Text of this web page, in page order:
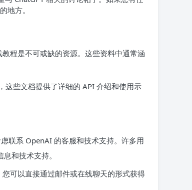
地方。
程是不可或缺的资源。这些资料中通常涵
这些文档提供了详细的 API 介绍和使用示
联系 OpenAI 的客服和技术支持。许多用
和技术支持。
您可以直接通过邮件或在线聊天的形式获得